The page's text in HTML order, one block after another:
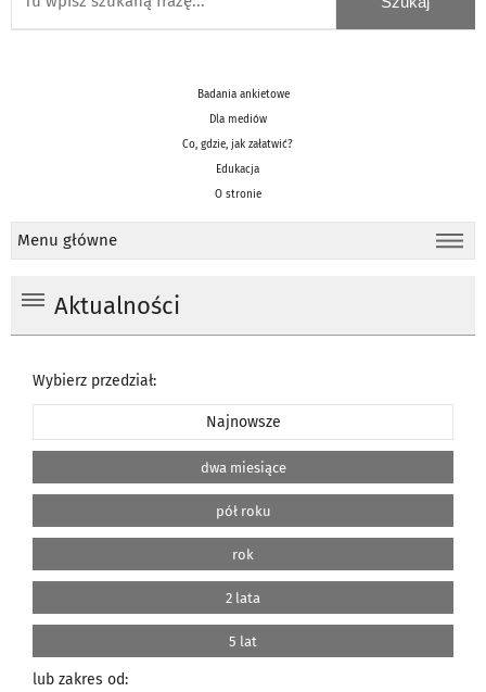
Badania ankietowe
Dla mediów
Co, gdzie, jak załatwić?
Edukacja
O stronie
Menu główne
Aktualności
Wybierz przedział:
Najnowsze
dwa miesiące
pół roku
rok
2 lata
5 lat
lub zakres od: